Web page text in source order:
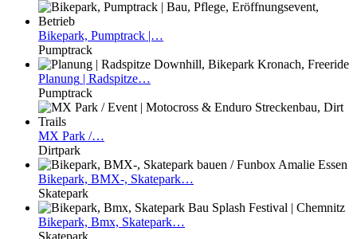
Bikepark, Pumptrack |…
Pumptrack
Planung | Radspitze…
Pumptrack
MX Park /…
Dirtpark
Bikepark, BMX-, Skatepark…
Skatepark
Bikepark, Bmx, Skatepark…
Skatepark